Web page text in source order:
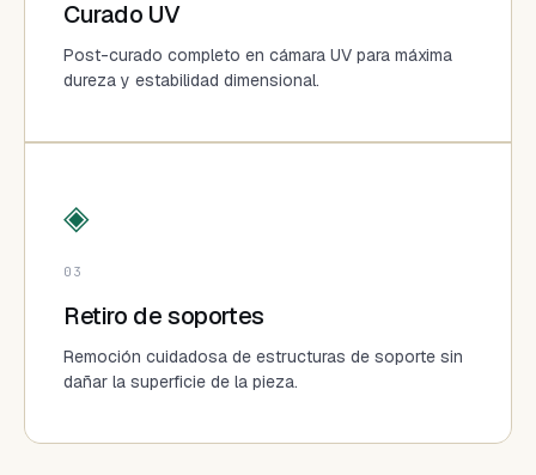
Curado UV
Post-curado completo en cámara UV para máxima
dureza y estabilidad dimensional.
◈
03
Retiro de soportes
Remoción cuidadosa de estructuras de soporte sin
dañar la superficie de la pieza.